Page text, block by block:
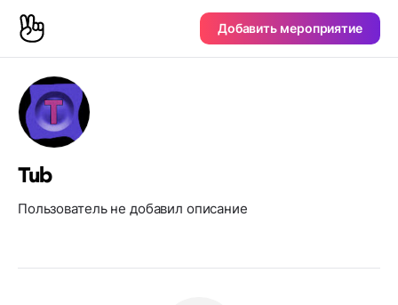
Добавить мероприятие
Tub
Пользователь не добавил описание